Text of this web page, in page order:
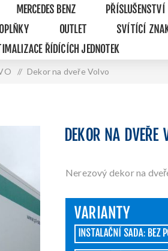
MERCEDES BENZ PŘÍSLUŠENSTVÍ
OUTLET
SVÍTÍCÍ
ŘÍDÍCÍCH JEDNOTEK
/ Dekor na dveře Volvo
DEKOR NA DVEŘE
Nerezový dekor na
VARIANTY
INSTALAČNÍ SADA: BEZ